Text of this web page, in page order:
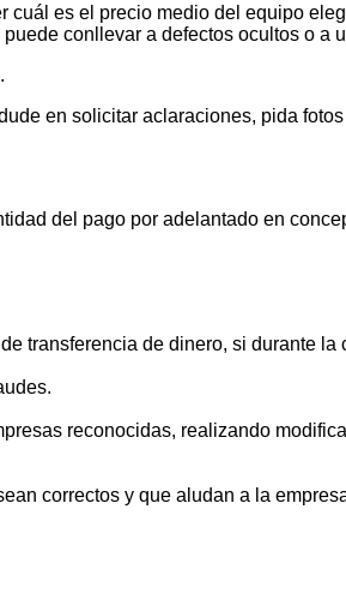
es el precio medio del equipo
conllevar a defectos ocultos o a
en solicitar aclaraciones, pida
del pago por adelantado en
transferencia de dinero, si durante
reconocidas, realizando
correctos y que aludan a la